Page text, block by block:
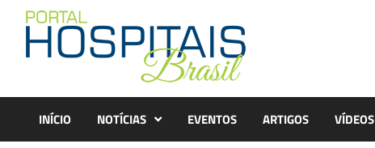
content
INÍCIO NOTÍCIAS EVENTOS ARTIGOS VÍDEOS